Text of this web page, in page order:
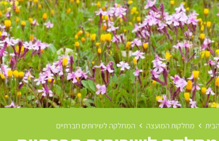
מחלקות המועצה המחלקה לשירותים חברתיים